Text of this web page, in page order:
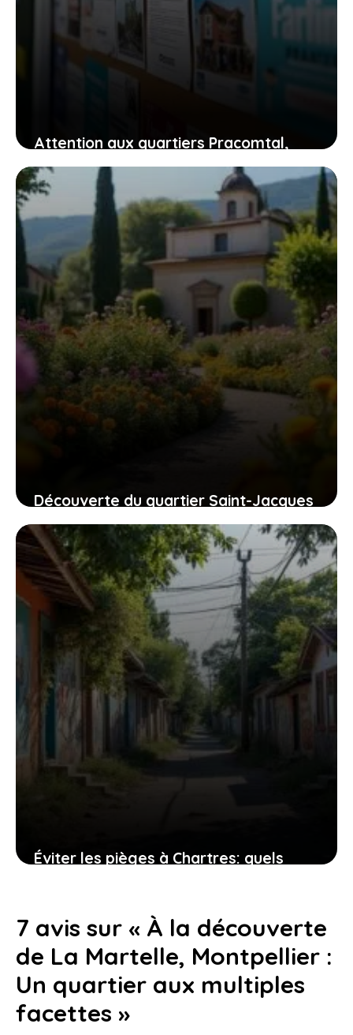
Attention aux quartiers Pracomtal,
ouest et nord à Montélimar : ce que
vous devez savoir
30 juillet 2026
Découverte du quartier Saint-Jacques
à Grasse : pourquoi il attire tant les
familles ?
28 juillet 2026
Éviter les pièges à Chartres: quels
24 juillet 2026
7 avis sur « À la découverte
de La Martelle, Montpellier :
Un quartier aux multiples
facettes »